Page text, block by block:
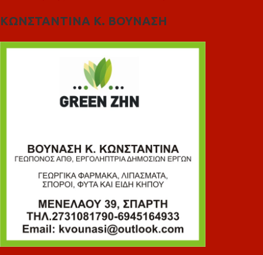
ΚΩΝΣΤΑΝΤΙΝΑ Κ. ΒΟΥΝΑΣΗ